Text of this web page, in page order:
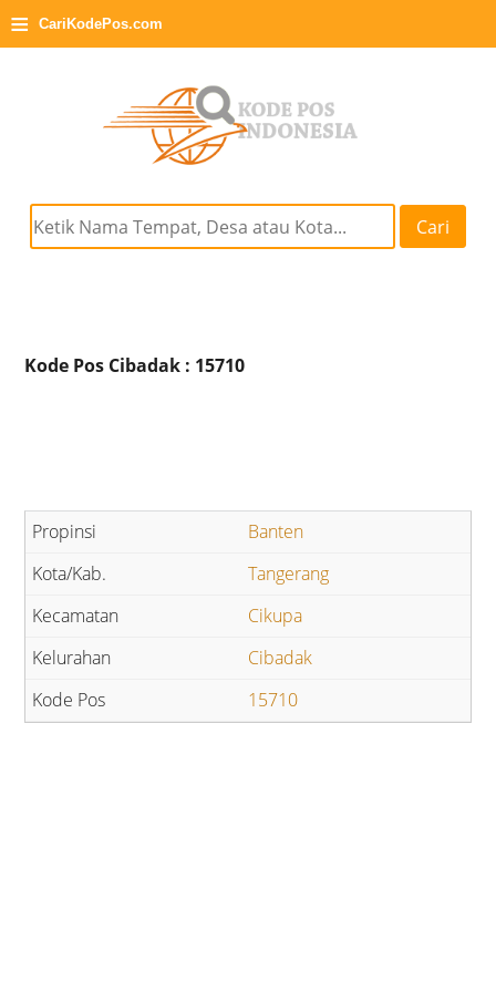
≡ CariKodePos.com
Cari
Kode Pos Cibadak : 15710
Banten
Tangerang
Cikupa
Cibadak
15710